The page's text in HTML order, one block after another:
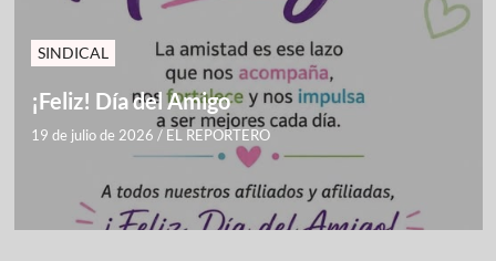
SINDICAL
¡Feliz! Día del Amigo
19 de julio de 2026 / EL REPORTERO